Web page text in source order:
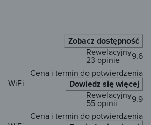
Zobacz dostępność
9.6
Rewelacyjny
23 opinie
WiFi
Cena i termin do potwierdzenia
Dowiedz się więcej
9.9
Rewelacyjny
55 opinii
Cena i termin do potwierdzenia